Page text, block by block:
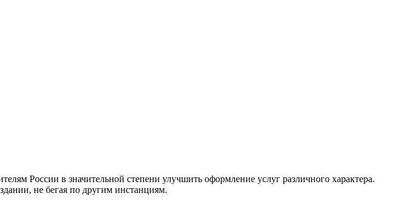
России в значительной степени улучшить оформление услуг различного характера.
не бегая по другим инстанциям.